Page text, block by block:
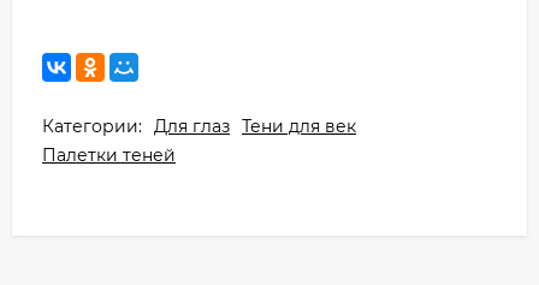
Категории: Для глаз Тени для век
Палетки теней